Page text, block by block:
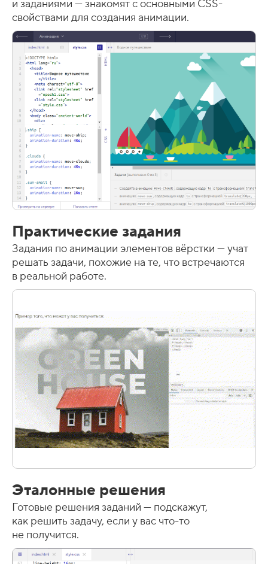
Практические задания
Задания по анимации элементов вёрстки — учат
решать задачи, похожие на те, что встречаются
в реальной работе.
Эталонные решения
Готовые решения заданий — подскажут,
как решить задачу, если у вас что-то
не получится.
и заданиями — знакомят с основными CSS-
свойствами для создания анимации.